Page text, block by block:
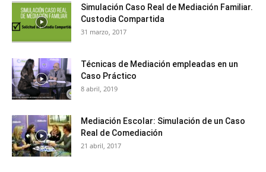
Simulación Caso Real de Mediación Familiar.
Custodia Compartida
31 marzo, 2017
Técnicas de Mediación empleadas en un
Caso Práctico
8 abril, 2019
Mediación Escolar: Simulación de un Caso
Real de Comediación
21 abril, 2017